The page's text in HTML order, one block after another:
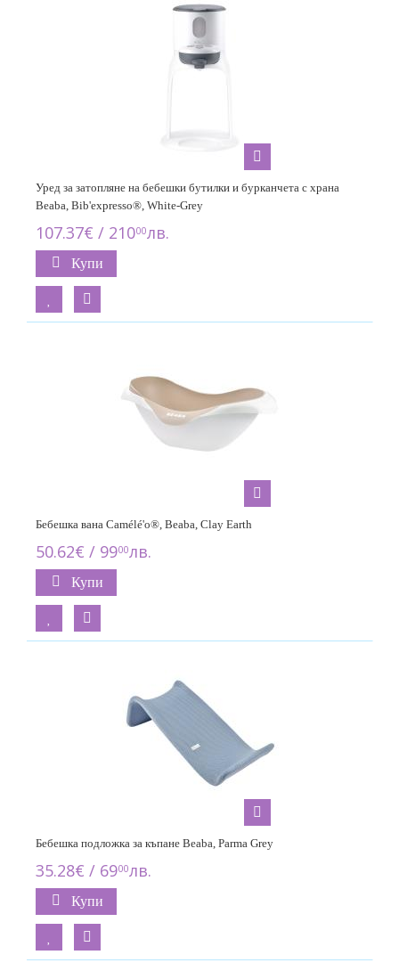
Уред за затопляне на бебешки бутилки и бурканчета с храна
Beaba, Bib'expresso®, White-Grey
107.37€ / 21000лв.
Купи
Бебешка вана Camélé'o®, Beaba, Clay Earth
50.62€ / 9900лв.
Купи
Бебешка подложка за къпане Beaba, Parma Grey
35.28€ / 6900лв.
Купи